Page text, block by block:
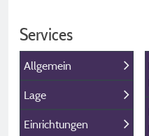
Services
Allgemein
Lage
Einrichtungen